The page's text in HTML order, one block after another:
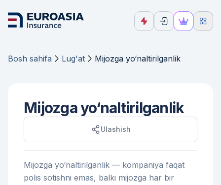
Bosh sahifa Lug'at Mijozga yo‘naltirilganlik
Mijozga yo‘naltirilganlik
Ulashish
Mijozga yo‘naltirilganlik — kompaniya faqat
polis sotishni emas, balki mijozga har bir